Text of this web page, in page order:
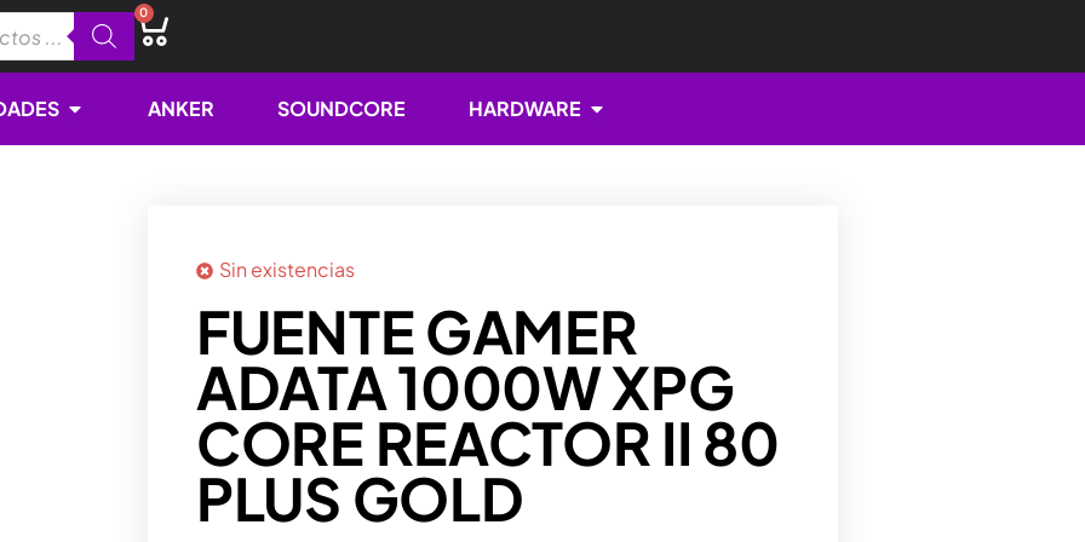
0
Cart
Open NOVEDADES
ANKER SOUNDCORE HARDWARE Open HARDWARE
Sin existencias
FUENTE GAMER
ADATA 1000W XPG
CORE REACTOR II 80
PLUS GOLD